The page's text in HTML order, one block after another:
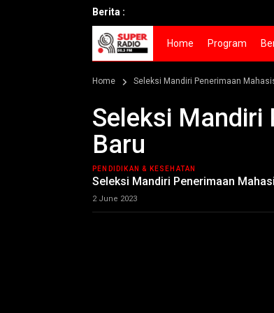
Berita :
Home Program
Home Seleksi Mandiri Penerimaan
Seleksi Mandiri
Baru
PENDIDIKAN & KESEHATAN
Seleksi Mandiri Penerimaan
2 June 2023